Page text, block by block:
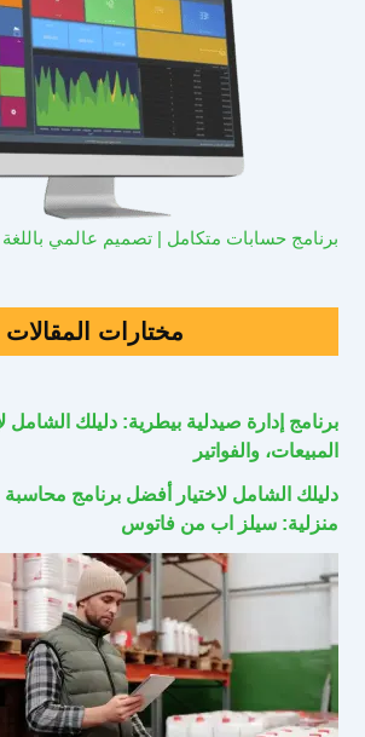
برنامج حسابات متكامل | تصميم عالمي باللغة
مختارات المقالات
برنامج إدارة صيدلية بيطرية: دليلك الشامل
المبيعات، والفواتير
دليلك الشامل لاختيار أفضل برنامج
منزلية: سيلز اب من فاتوس